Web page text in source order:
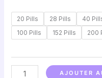
20 Pills 28 Pills 40
100 Pills
152 Pills 200
AJOUTER